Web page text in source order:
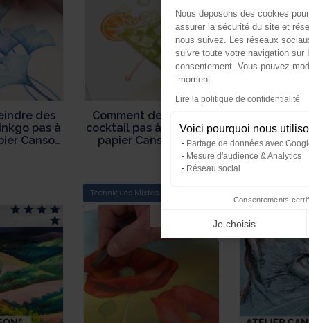
des
pas à
Canson
Comment dessiner un
cocktail pas à pas sur le
papier Canson "C" à
Van
crayons et
Techniques Mixtes
Nous déposons des cookies
assurer la sécurité du site et
nous suivez. Les réseaux
suivre toute votre navigation sur
consentement. Vous pouvez
moment.
Lire la politique de confidentialité
Voici pourquoi nous
Partage de données avec
Mesure d'audience & Analytics
Réseau social
Consentements
Je choisis
Axeptio